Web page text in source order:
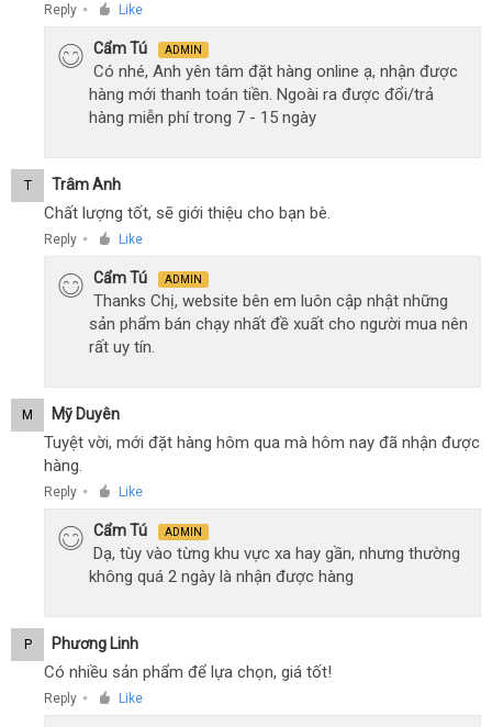
Reply ● Like
Cẩm Tú ADMIN
Có nhé, Anh yên tâm đặt hàng online ạ, nhận được
hàng mới thanh toán tiền. Ngoài ra được đổi/trả
hàng miễn phí trong 7 - 15 ngày
T Trâm Anh
Chất lượng tốt, sẽ giới thiệu cho bạn bè.
Reply ● Like
Cẩm Tú ADMIN
Thanks Chị, website bên em luôn cập nhật những
sản phẩm bán chạy nhất đề xuất cho người mua nên
rất uy tín.
M Mỹ Duyên
Tuyệt vời, mới đặt hàng hôm qua mà hôm nay đã nhận được
hàng.
Reply ● Like
Cẩm Tú ADMIN
Dạ, tùy vào từng khu vực xa hay gần, nhưng thường
không quá 2 ngày là nhận được hàng
P Phương Linh
Có nhiều sản phẩm để lựa chọn, giá tốt!
Reply ● Like